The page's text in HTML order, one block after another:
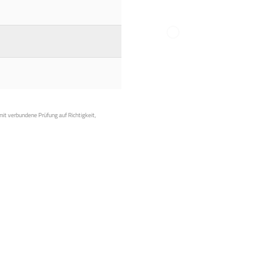
verbundene Prüfung auf Richtigkeit,